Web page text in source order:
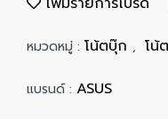
หมวดหมู่ : โน้ตบุ๊ก , โน้
แบรนด์ : ASUS